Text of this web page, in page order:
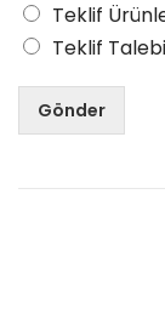
Teklif
Teklif
Gönder